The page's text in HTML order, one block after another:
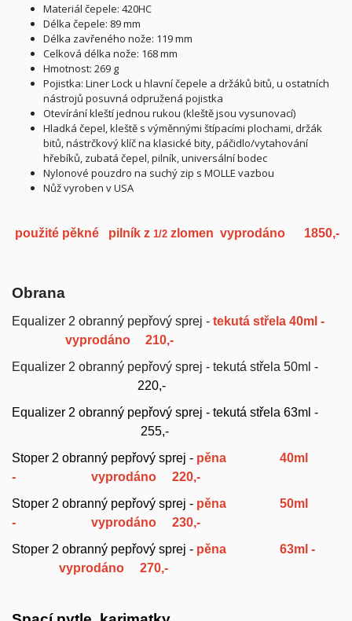
Materiál čepele: 420HC
Délka čepele: 89 mm
Délka zavřeného nože: 119 mm
Celková délka nože: 168 mm
Hmotnost: 269 g
Pojistka: Liner Lock u hlavní čepele a držáků bitů, u ostatních
nástrojů posuvná odpružená pojistka
Otevírání kleští jednou rukou (kleště jsou vysunovací)
Hladká čepel, kleště s výměnnými štípacími plochami, držák
bitů, nástrčkový klíč na klasické bity, páčidlo/vytahování
hřebíků, zubatá čepel, pilník, universální bodec
Nylonové pouzdro na suchý zip s MOLLE vazbou
Nůž vyroben v USA
použité pěkné pilník z 1/2 zlomen vyprodáno 1850,-
Obrana
Equalizer 2 obranný pepřový sprej - tekutá střela 40ml -
vyprodáno
210,-
Equalizer 2 obranný pepřový sprej - tekutá střela 50ml -
220,-
Equalizer 2 obranný pepřový sprej - tekutá střela 63ml -
255,-
Stoper 2 obranný pepřový sprej - pěna 40ml
-
vyprodáno
220,-
Stoper 2 obranný pepřový sprej - pěna 50ml
- vyprodáno 230,-
Stoper 2 obranný pepřový sprej - pěna 63ml -
vyprodáno 270,-